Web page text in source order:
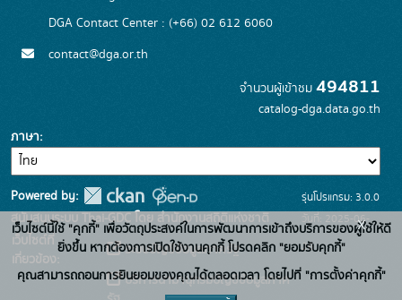
DGA Contact Center : (+66) 02 612 6060
contact@dga.or.th
จำนวนผู้เข้าชม 494811
catalog-dga.data.go.th
ภาษา
Powered by:
สนับสนุนระบบ Thai-GDC โดย สำนักงานสถิติแห่งชาติ
เว็บไซต์ที่
เกี่ยวข้อง:
ระบบบัญชีข้อมูลภาครัฐ
บริการนามานุกรมบัญชีข้อมูลภาค
รุ่นโปรแกรม: 3.0.0
วันที่: 2025-06-
26
เว็บไซต์นี้ใช้ "คุกกี้" เพื่อวัตถุประสงค์ในการพัฒนาการเข้าถึงบริการของผู้ใช้ให้ดี
ยิ่งขึ้น หากต้องการเปิดใช้งานคุกกี้ โปรดคลิก "ยอมรับคุกกี้"
คุณสามารถถอนการยินยอมของคุณได้ตลอดเวลา โดยไปที่ "การตั้งค่าคุกกี้"
x